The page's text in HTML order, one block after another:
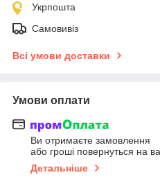
Укрпошта
Самовивіз
Всі умови доставки
Умови оплати
Ви отримаєте замовлення
або гроші повернуться на
Детальніше